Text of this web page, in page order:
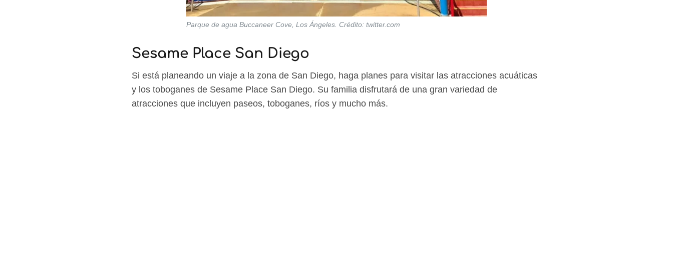
Parque de agua Buccaneer Cove, Los Ángeles. Crédito: twitter.com
Sesame Place San Diego
Si está planeando un viaje a la zona de San Diego, haga planes para visitar las atracciones acuáticas
y los toboganes de Sesame Place San Diego. Su familia disfrutará de una gran variedad de
atracciones que incluyen paseos, toboganes, ríos y mucho más.